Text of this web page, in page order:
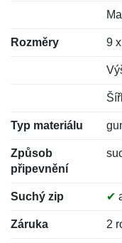
Rozměry 9
Typ materiálu
Způsob
připevnění
Suchý zip ✔
Záruka 2